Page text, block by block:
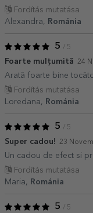
Fordítás mutatása
Alexandra,
Románia
5 / 5
Foarte mulțumită 24
Arată foarte bine
Fordítás mutatása
Loredana,
Románia
5 / 5
Super cadou! 23
Un cadou de efect si
Fordítás mutatása
Maria,
Románia
5 / 5